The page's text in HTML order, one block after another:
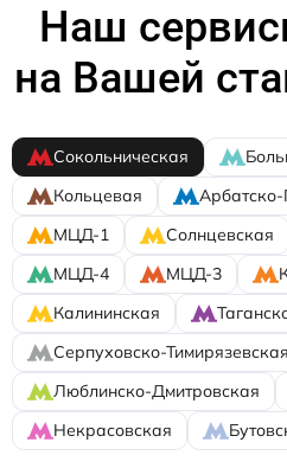
Наш
на Вашей
Сокольническая
Кольцевая
МЦД-1
Солнцевская
МЦД-4
МЦД-3
Калининская
Серпуховско-Тимирязевская
Люблинско-Дмитровская
Некрасовская